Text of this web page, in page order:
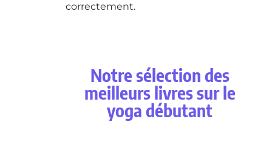
correctement.
Notre sélection des
meilleurs livres sur le
yoga débutant